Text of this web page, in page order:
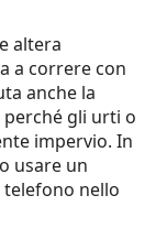
altera
a correre con
anche la
gli urti o
impervio. In
usare un
telefono nello